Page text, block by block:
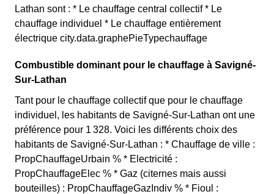
Lathan sont : * Le chauffage central collectif * Le
chauffage individuel * Le chauffage entièrement
électrique city.data.graphePieTypechauffage
Combustible dominant pour le chauffage à Savigné-
Sur-Lathan
Tant pour le chauffage collectif que pour le chauffage
individuel, les habitants de Savigné-Sur-Lathan ont une
préférence pour 1 328. Voici les différents choix des
habitants de Savigné-Sur-Lathan : * Chauffage de ville :
PropChauffageUrbain % * Electricité :
PropChauffageElec % * Gaz (citernes mais aussi
bouteilles) : PropChauffageGazIndiv % * Fioul :